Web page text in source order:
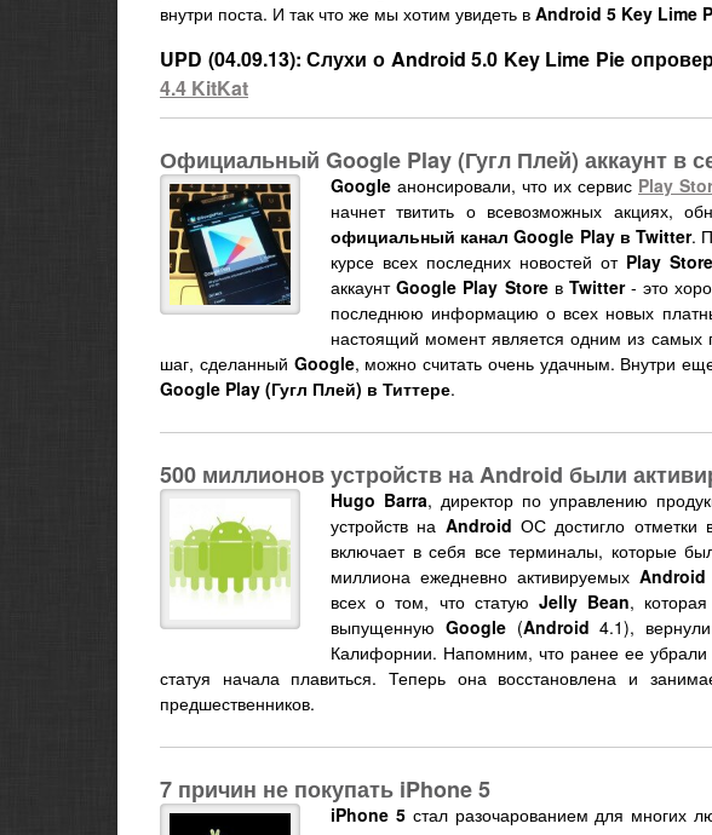
внутри поста. И так что же мы хотим увидеть в Android 5 Key Lime
UPD (04.09.13): Слухи о Android 5.0 Key Lime Pie
4.4 KitKat
Официальный Google Play (Гугл Плей) аккаунт в
Google анонсировали, что их сервис Play
начнет твитить о всевозможных акциях,
официальный канал Google Play в Twitter.
курсе всех последних новостей от Play Store
аккаунтGoogle Play Storeв Twitter- это
последнюю информацию о всех новых
настоящий момент является одним из самых
шаг, сделанный Google, можно считать очень удачным. Внутри
Google Play (Гугл Плей) в Титтере.
500 миллионов устройств на Android были
Hugo Barra, директор по управлению
устройств на Android ОС достигло
включает в себя все терминалы, которые
миллиона ежедневно активируемых Android
всех о том, что статую Jelly Bean,
выпущенную Google(Android 4.1),
Калифорнии. Напомним, что ранее ее убрали
статуя начала плавиться. Теперь она восстановлена и
предшественников.
7 причин не покупать iPhone 5
iPhone 5стал разочарованием для многих